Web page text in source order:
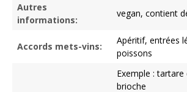
Autres
informations:
vegan, contient
Accords mets-vins:
Apéritif, entrées
poissons
Exemple :
brioche